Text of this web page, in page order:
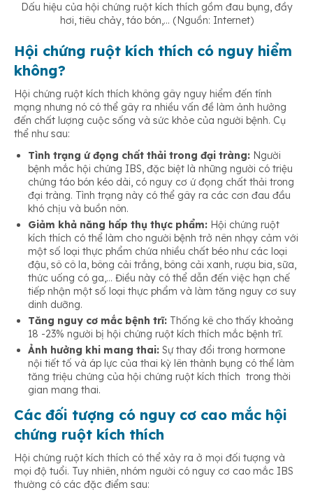
Dấu hiệu của hội chứng ruột kích thích gồm đau bụng, đầy
hơi, tiêu chảy, táo bón,… (Nguồn: Internet)
Hội chứng ruột kích thích có nguy hiểm
không?
Hội chứng ruột kích thích không gây nguy hiểm đến tính
mạng nhưng nó có thể gây ra nhiều vấn đề làm ảnh hưởng
đến chất lượng cuộc sống và sức khỏe của người bệnh. Cụ
thể như sau:
Tình trạng ứ đọng chất thải trong đại tràng: Người
bệnh mắc hội chứng IBS, đặc biệt là những người có triệu
chứng táo bón kéo dài, có nguy cơ ứ đọng chất thải trong
đại tràng. Tình trạng này có thể gây ra các cơn đau đầu
khó chịu và buồn nôn.
Giảm khả năng hấp thụ thực phẩm: Hội chứng ruột
kích thích có thể làm cho người bệnh trở nên nhạy cảm với
một số loại thực phẩm chứa nhiều chất béo như các loại
đậu, sô cô la, bông cải trắng, bông cải xanh, rượu bia, sữa,
thức uống có ga,… Điều này có thể dẫn đến việc hạn chế
tiếp nhận một số loại thực phẩm và làm tăng nguy cơ suy
dinh dưỡng.
Tăng nguy cơ mắc bệnh trĩ: Thống kê cho thấy khoảng
18 -23% người bị hội chứng ruột kích thích mắc bệnh trĩ.
Ảnh hưởng khi mang thai: Sự thay đổi trong hormone
nội tiết tố và áp lực của thai kỳ lên thành bụng có thể làm
tăng triệu chứng của hội chứng ruột kích thích trong thời
gian mang thai.
Các đối tượng có nguy cơ cao mắc hội
chứng ruột kích thích
Hội chứng ruột kích thích có thể xảy ra ở mọi đối tượng và
mọi độ tuổi. Tuy nhiên, nhóm người có nguy cơ cao mắc IBS
thường có các đặc điểm sau: